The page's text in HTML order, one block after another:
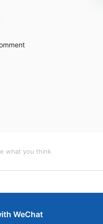
what you think
WeChat